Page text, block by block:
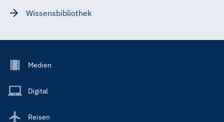
Wissensbibliothek
Footer
Main
Medien
Digital
Reisen